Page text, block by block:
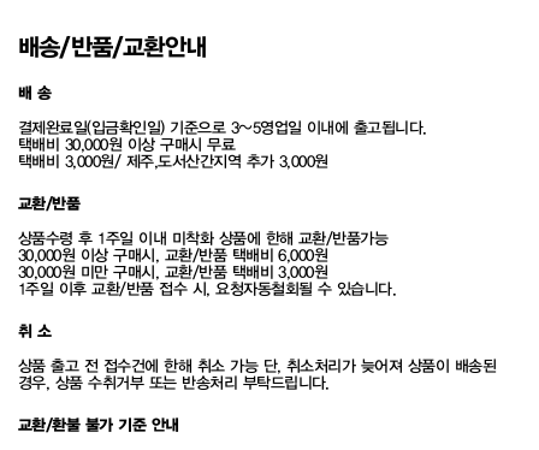
배송/반품/교환안내
배 송
결제완료일(입금확인일) 기준으로 3~5영업일 이내에 출고됩니다.
택배비 30,000원 이상 구매시 무료
택배비 3,000원/ 제주,도서산간지역 추가 3,000원
교환/반품
상품수령 후 1주일 이내 미착화 상품에 한해 교환/반품가능
30,000원 이상 구매시, 교환/반품 택배비 6,000원
30,000원 미만 구매시, 교환/반품 택배비 3,000원
1주일 이후 교환/반품 접수 시, 요청자동철회될 수 있습니다.
취 소
상품 출고 전 접수건에 한해 취소 가능 단, 취소처리가 늦어져 상품이 배송된
경우, 상품 수취거부 또는 반송처리 부탁드립니다.
교환/환불 불가 기준 안내